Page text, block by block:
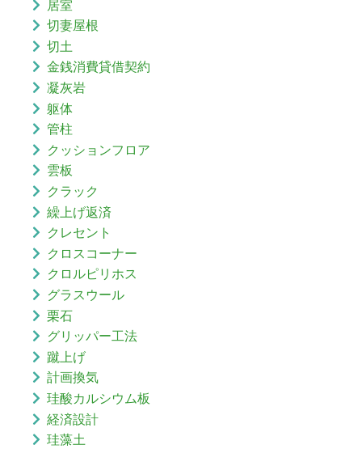
居室
切妻屋根
切土
金銭消費貸借契約
凝灰岩
躯体
管柱
クッションフロア
雲板
クラック
繰上げ返済
クレセント
クロスコーナー
クロルピリホス
グラスウール
栗石
グリッパー工法
蹴上げ
計画換気
珪酸カルシウム板
経済設計
珪藻土